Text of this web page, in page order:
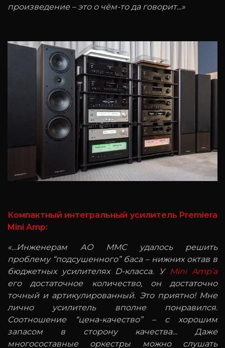
произведение – это о чём-то да говорит...»
Компактный интегральный усилитель Premiera
Mini Amp:
«…Инженерам АО ММС удалось решить
проблему “подсушенного” баса – нижних октав в
бюджетных усилителях D-класса. У Mini Amp’а
его достаточное количество, он достаточно
точный и артикулированный. Это приятно! Мне
лично усилитель вполне понравился.
Соотношение “цена-качество” – с хорошим
запасом в сторону качества… Даже
многосоставные оркестры можно слушать